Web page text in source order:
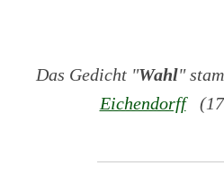
Das Gedicht "Wahl"
Eichendorff